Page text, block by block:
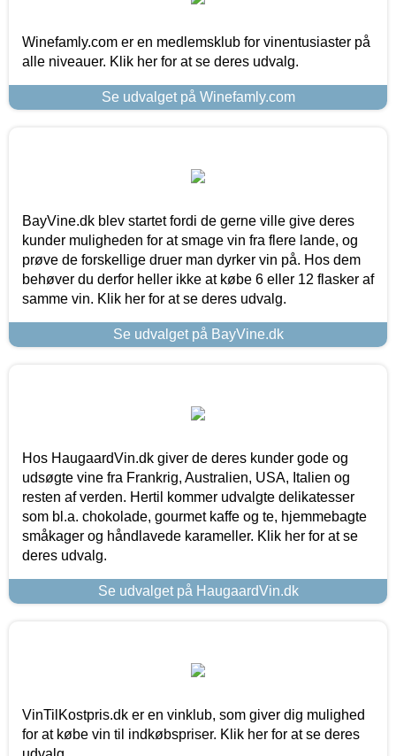
Winefamly.com er en medlemsklub for vinentusiaster på
alle niveauer. Klik her for at se deres udvalg.
Se udvalget på Winefamly.com
BayVine.dk blev startet fordi de gerne ville give deres
kunder muligheden for at smage vin fra flere lande, og
prøve de forskellige druer man dyrker vin på. Hos dem
behøver du derfor heller ikke at købe 6 eller 12 flasker af
samme vin. Klik her for at se deres udvalg.
Se udvalget på BayVine.dk
Hos HaugaardVin.dk giver de deres kunder gode og
udsøgte vine fra Frankrig, Australien, USA, Italien og
resten af verden. Hertil kommer udvalgte delikatesser
som bl.a. chokolade, gourmet kaffe og te, hjemmebagte
småkager og håndlavede karameller. Klik her for at se
deres udvalg.
Se udvalget på HaugaardVin.dk
VinTilKostpris.dk er en vinklub, som giver dig mulighed
for at købe vin til indkøbspriser. Klik her for at se deres